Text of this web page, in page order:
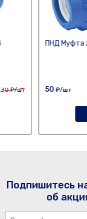
30₽/шт
ПНД Муфта
50 ₽/шт
Подпишитесь
об